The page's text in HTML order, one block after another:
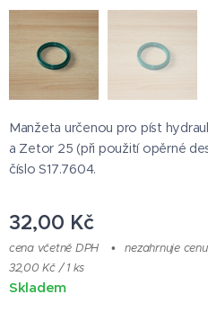
Manžeta určenou pro píst
a Zetor 25 (při použití opěrné
číslo S17.7604.
32,00 Kč
cena včetně DPH
nezahrnuje
32,00 Kč / 1 ks
Skladem